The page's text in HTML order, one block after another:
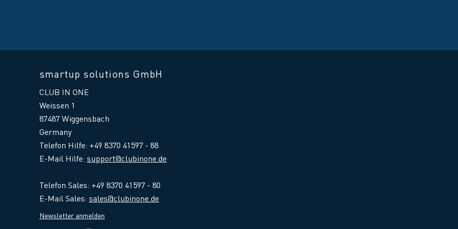
smartup solutions GmbH
CLUB IN ONE
Weissen 1
87487 Wiggensbach
Germany
Telefon Hilfe: +49 8370 41597 - 88
E-Mail Hilfe: support@clubinone.de
Telefon Sales: +49 8370 41597 - 80
E-Mail Sales: sales@clubinone.de
Newsletter anmelden